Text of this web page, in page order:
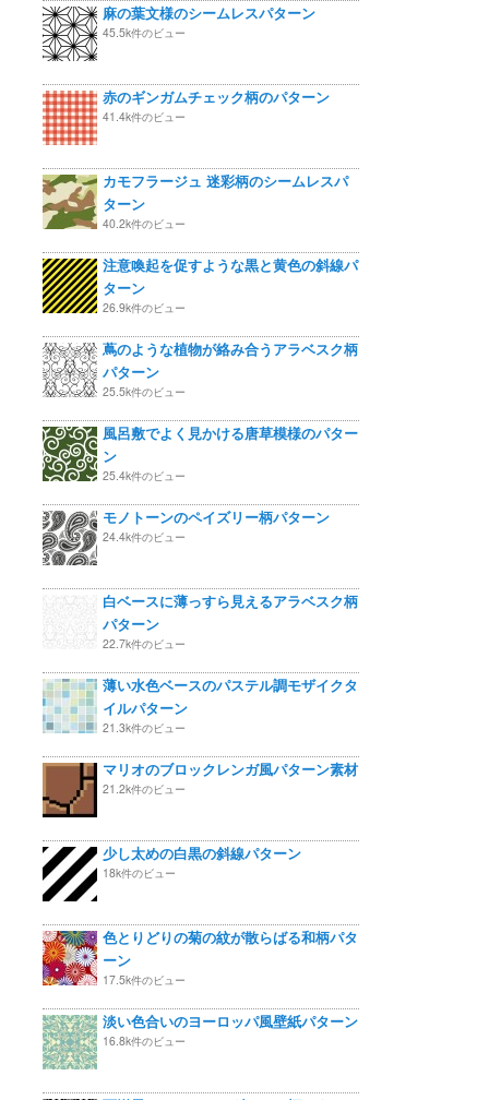
麻の葉文様のシームレスパターン
45.5k件のビュー
赤のギンガムチェック柄のパターン
41.4k件のビュー
カモフラージュ 迷彩柄のシームレスパ
ターン
40.2k件のビュー
注意喚起を促すような黒と黄色の斜線パ
ターン
26.9k件のビュー
蔦のような植物が絡み合うアラベスク柄
パターン
25.5k件のビュー
風呂敷でよく見かける唐草模様のパター
ン
25.4k件のビュー
モノトーンのペイズリー柄パターン
24.4k件のビュー
白ベースに薄っすら見えるアラベスク柄
パターン
22.7k件のビュー
薄い水色ベースのパステル調モザイクタ
イルパターン
21.3k件のビュー
マリオのブロックレンガ風パターン素材
21.2k件のビュー
少し太めの白黒の斜線パターン
18k件のビュー
色とりどりの菊の紋が散らばる和柄パタ
ーン
17.5k件のビュー
淡い色合いのヨーロッパ風壁紙パターン
16.8k件のビュー